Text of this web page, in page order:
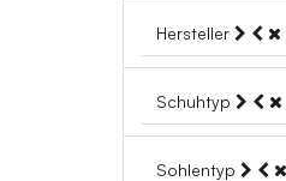
Hersteller
Schuhtyp
Sohlentyp